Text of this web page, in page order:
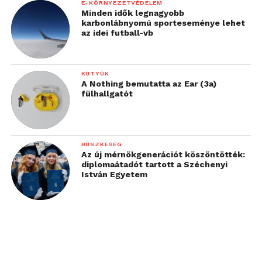
E-KÖRNYEZETVÉDELEM
Minden idők legnagyobb
karbonlábnyomú sporteseménye lehet
az idei futball-vb
KÜTYÜK
A Nothing bemutatta az Ear (3a)
fülhallgatót
BÜSZKESÉG
Az új mérnökgenerációt köszöntötték:
diplomaátadót tartott a Széchenyi
István Egyetem